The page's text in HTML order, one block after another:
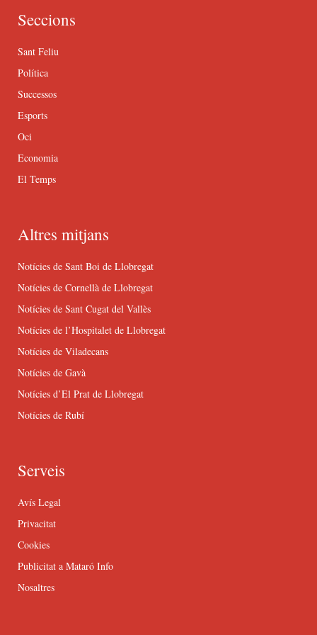
Seccions
Sant Feliu
Política
Successos
Esports
Oci
Economia
El Temps
Altres mitjans
Notícies de Sant Boi de Llobregat
Notícies de Cornellà de Llobregat
Notícies de Sant Cugat del Vallès
Notícies de l’Hospitalet de Llobregat
Notícies de Viladecans
Notícies de Gavà
Notícies d’El Prat de Llobregat
Notícies de Rubí
Serveis
Avís Legal
Privacitat
Cookies
Publicitat a Mataró Info
Nosaltres